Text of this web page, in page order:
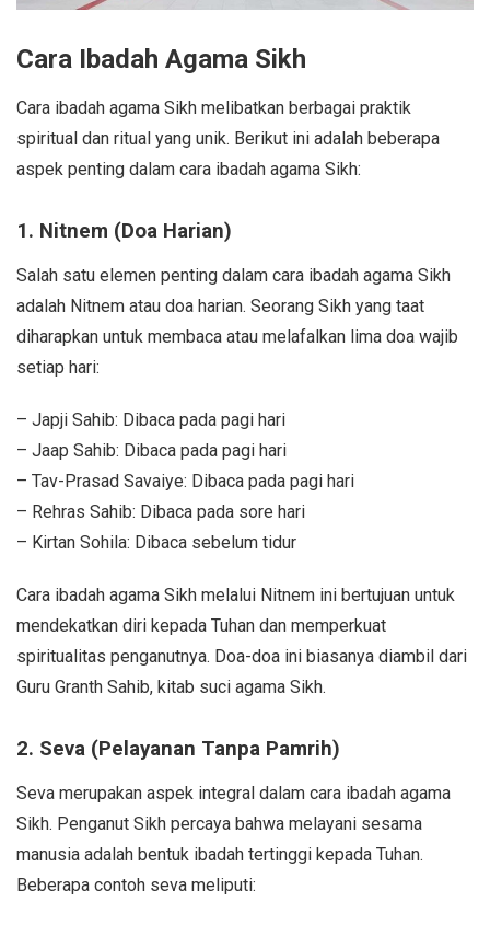
Cara Ibadah Agama Sikh
Cara ibadah agama Sikh melibatkan berbagai praktik
spiritual dan ritual yang unik. Berikut ini adalah beberapa
aspek penting dalam cara ibadah agama Sikh:
1. Nitnem (Doa Harian)
Salah satu elemen penting dalam cara ibadah agama Sikh
adalah Nitnem atau doa harian. Seorang Sikh yang taat
diharapkan untuk membaca atau melafalkan lima doa wajib
setiap hari:
– Japji Sahib: Dibaca pada pagi hari
– Jaap Sahib: Dibaca pada pagi hari
– Tav-Prasad Savaiye: Dibaca pada pagi hari
– Rehras Sahib: Dibaca pada sore hari
– Kirtan Sohila: Dibaca sebelum tidur
Cara ibadah agama Sikh melalui Nitnem ini bertujuan untuk
mendekatkan diri kepada Tuhan dan memperkuat
spiritualitas penganutnya. Doa-doa ini biasanya diambil dari
Guru Granth Sahib, kitab suci agama Sikh.
2. Seva (Pelayanan Tanpa Pamrih)
Seva merupakan aspek integral dalam cara ibadah agama
Sikh. Penganut Sikh percaya bahwa melayani sesama
manusia adalah bentuk ibadah tertinggi kepada Tuhan.
Beberapa contoh seva meliputi: